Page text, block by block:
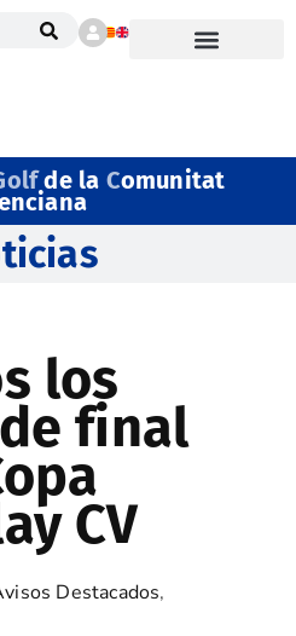
de la Comunitat
los
final
CV
Destacados,